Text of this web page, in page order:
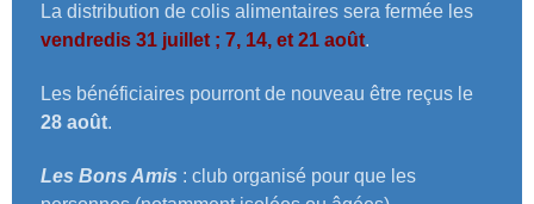
La distribution de colis alimentaires sera fermée les
vendredis 31 juillet ; 7, 14, et 21 août.
Les bénéficiaires pourront de nouveau être reçus le
28 août.
Les Bons Amis : club organisé pour que les